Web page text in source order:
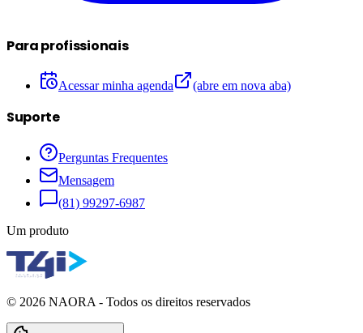
Para profissionais
Acessar minha agenda (abre em nova aba)
Suporte
Perguntas Frequentes
Mensagem
(81) 99297-6987
Um produto
© 2026 NAORA - Todos os direitos reservados